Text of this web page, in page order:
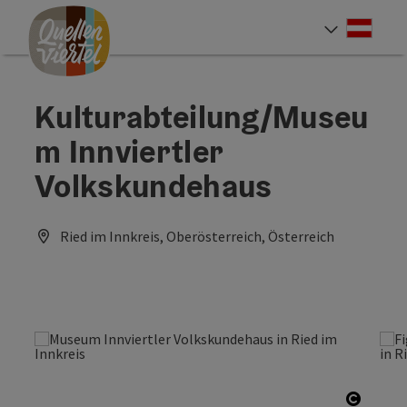
Zum Inhalt
Zur Navigation
Zum Seitenanfang
Kulturabteilung/Museu
m Innviertler
Volkskundehaus
Ried im Innkreis, Oberösterreich, Österreich